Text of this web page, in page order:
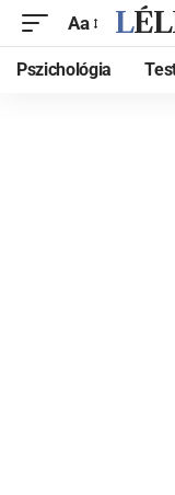
Aa
Pszichológia